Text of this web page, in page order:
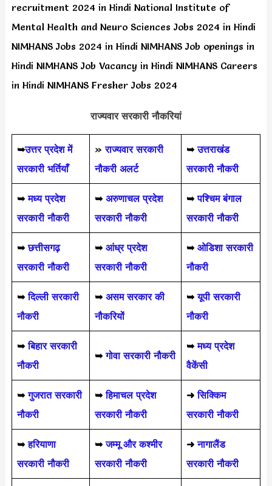
recruitment 2024 in Hindi National Institute of
Mental Health and Neuro Sciences Jobs 2024 in Hindi
NIMHANS Jobs 2024 in Hindi NIMHANS Job openings in
Hindi NIMHANS Job Vacancy in Hindi NIMHANS Careers
in Hindi NIMHANS Fresher Jobs 2024
राज्यवार सरकारी नौकरियां
➥उत्तर प्रदेश में
सरकारी भर्तियाँ
»राज्यवार सरकारी
नौकरी अलर्ट
➥ उत्तराखंड
सरकारी नौकरी
➥ मध्य प्रदेश
सरकारी नौकरी
➥ अरुणाचल प्रदेश
सरकारी नौकरी
➥ पश्चिम बंगाल
सरकारी नौकरी
➥ छत्तीसगढ़
सरकारी नौकरी
➥ आंध्र प्रदेश
सरकारी नौकरी
➥ ओडिशा सरकारी
नौकरी
➥ दिल्ली सरकारी
नौकरी
➥ असम सरकार की
नौकरियों
➥ यूपी सरकारी
नौकरी
➥बिहार सरकारी
नौकरी
➥गोवा सरकारी नौकरी
➥ मध्य प्रदेश
वैकेंसी
➥ गुजरात सरकारी
नौकरी
➥हिमाचल प्रदेश
सरकारी नौकरी
➜ सिक्किम
सरकारी नौकरी
➥हरियाणा
सरकारी नौकरी
➥जम्मू और कश्मीर
सरकारी नौकरी
➜ नागालैंड
सरकारी नौकरी